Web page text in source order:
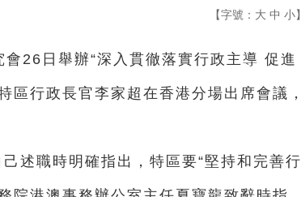
【字號： 大 中 小】
26日舉辦“深入貫徹落實行政主導 促進
區行政長官李家超在香港分場出席會議，
述職時明確指出，特區要“堅持和完善行